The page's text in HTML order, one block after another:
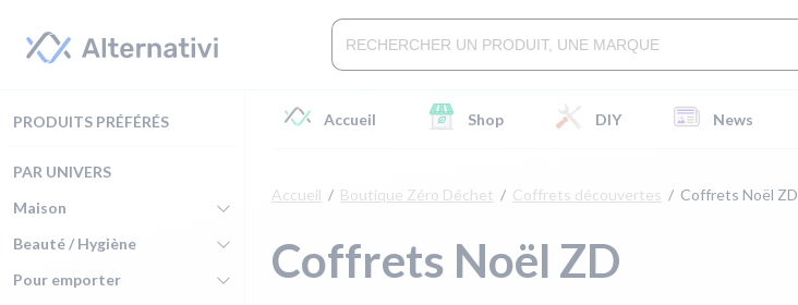
PRODUITS PRÉFÉRÉS
PAR UNIVERS
Maison
Beauté / Hygiène
Pour emporter
Accueil Shop DIY News
Accueil Boutique Zéro Déchet Coffrets découvertes Coffrets Noël ZD
Coffrets Noël ZD